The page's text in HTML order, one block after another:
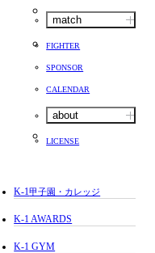
match
FIGHTER
SPONSOR
CALENDAR
about
LICENSE
K-1甲子園・カレッジ
K-1 AWARDS
K-1 GYM